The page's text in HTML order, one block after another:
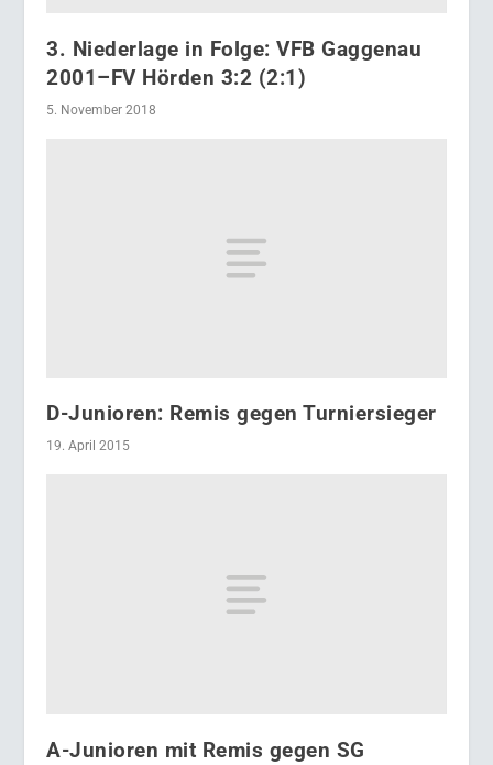
3. Niederlage in Folge: VFB Gaggenau
2001–FV Hörden 3:2 (2:1)
5. November 2018
D-Junioren: Remis gegen Turniersieger
19. April 2015
A-Junioren mit Remis gegen SG